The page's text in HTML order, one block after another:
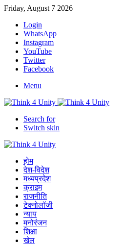
Friday, August 7 2026
Login
WhatsApp
Instagram
YouTube
Twitter
Facebook
Menu
Search for
Switch skin
होम
देश-विदेश
मध्यप्रदेश
क्राइम
राजनीति
टेक्नोलॉजी
न्याय
मनोरंजन
शिक्षा
खेल